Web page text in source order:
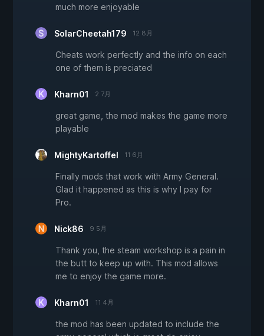
much more enjoyable
SolarCheetah179 12 8月
Cheats work perfectly and the info on each
one of them is preciated
Kharn01 2 7月
great game, the mod makes the game more
playable
MightyKartoffel 11 6月
Finally mods that work with Army General.
Glad it happened as this is why I pay for
Pro.
Nick86 9 5月
Thank you, the steam workshop is a pain in
the butt to keep up with. This mod allows
me to enjoy the game more.
Kharn01 11 4月
the mod has been updated to include the